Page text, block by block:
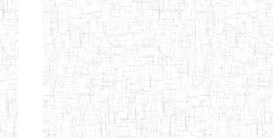
13
Suivant Fin